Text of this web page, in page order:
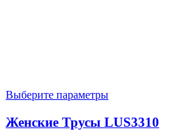
Выберите параметры
Женские Трусы LUS3310